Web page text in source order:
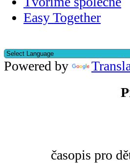
Easy Together
Powered by
časopis pro